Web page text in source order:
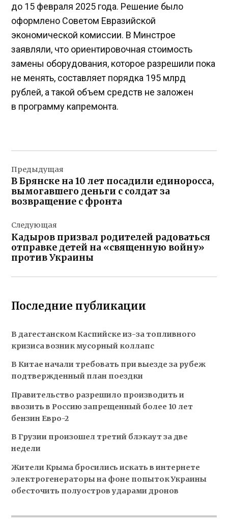
до 15 февраля 2025 года. Решение было
оформлено Советом Евразийской
экономической комиссии. В Минстрое
заявляли, что ориентировочная стоимость
замены оборудования, которое разрешили пока
не менять, составляет порядка 195 млрд
рублей, а такой объем средств не заложен
в программу капремонта.
по
записям
Предыдущая
В Брянске на 10 лет посадили единоросса,
вымогавшего деньги с солдат за
возвращение с фронта
Следующая
Кадыров призвал родителей радоваться
отправке детей на «священную войну»
против Украины
Последние публикации
В дагестанском Каспийске из-за топливного
кризиса возник мусорный коллапс
В Китае начали требовать при выезде за рубеж
подтвержденный план поездки
Правительство разрешило производить и
ввозить в Россию запрещенный более 10 лет
бензин Евро-2
В Грузии произошел третий блэкаут за две
недели
Жители Крыма бросились искать в интернете
электрогенераторы на фоне попыток Украины
обесточить полуостров ударами дронов